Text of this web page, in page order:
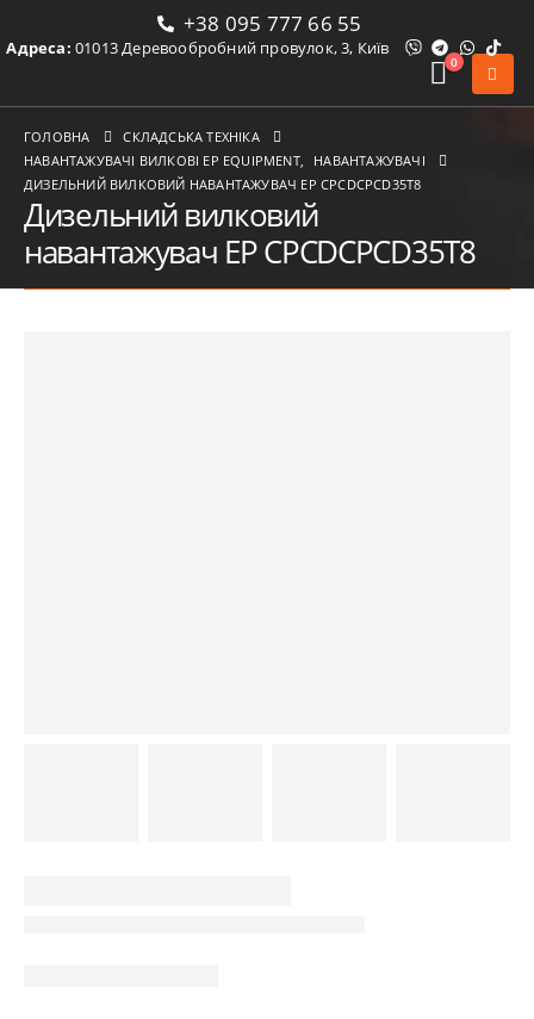
+38 095 777 66 55
Адреса: 01013 Деревообробний провулок, 3, Київ
0
ГОЛОВНА
СКЛАДСЬКА ТЕХНІКА
НАВАНТАЖУВАЧІ ВИЛКОВІ ЕР EQUIPMENT,
НАВАНТАЖУВАЧІ
ДИЗЕЛЬНИЙ ВИЛКОВИЙ НАВАНТАЖУВАЧ EP CPCDCPCD35T8
Дизельний вилковий
навантажувач EP CPCDCPCD35T8